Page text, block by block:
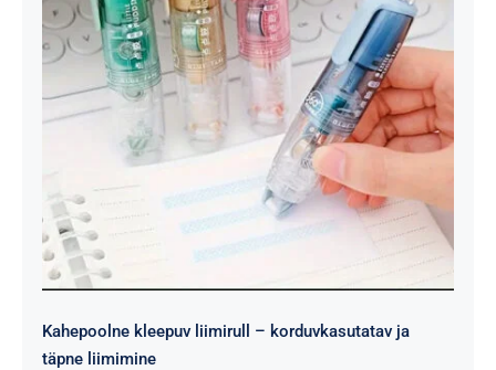
Kahepoolne kleepuv liimirull – korduvkasutatav ja
täpne liimimine